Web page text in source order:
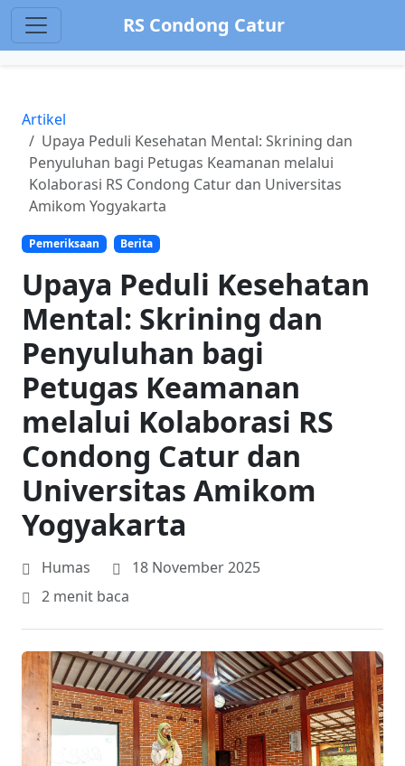
RS Condong Catur
Artikel
Upaya Peduli Kesehatan Mental: Skrining dan
Penyuluhan bagi Petugas Keamanan melalui
Kolaborasi RS Condong Catur dan Universitas
Amikom Yogyakarta
Pemeriksaan Berita
Upaya Peduli Kesehatan
Mental: Skrining dan
Penyuluhan bagi
Petugas Keamanan
melalui Kolaborasi RS
Condong Catur dan
Universitas Amikom
Yogyakarta
Humas
18 November 2025
2 menit baca